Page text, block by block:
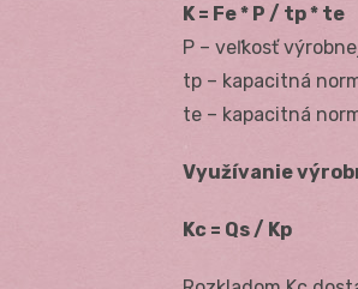
K = Fe * P / tp * te
P – veľkosť
tp – kapacitná
te – kapacitná
Využívanie
Kc = Qs / Kp